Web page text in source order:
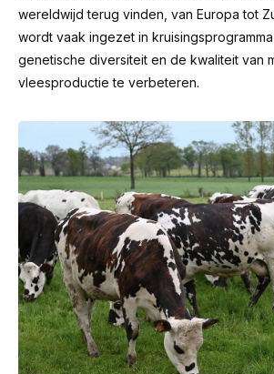
wereldwijd terug vinden, van Europa tot
wordt vaak ingezet in
genetische diversiteit en de kwaliteit van
vleesproductie te verbeteren.